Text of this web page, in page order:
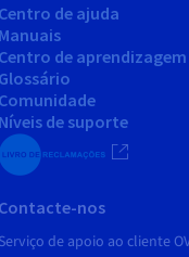
Centro de ajuda
Manuais
Centro de aprendizagem
Glossário
Comunidade
Níveis de suporte
Contacte-nos
Serviço de apoio ao cliente